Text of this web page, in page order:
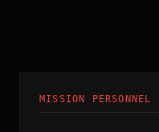
MISSION PERSONNEL